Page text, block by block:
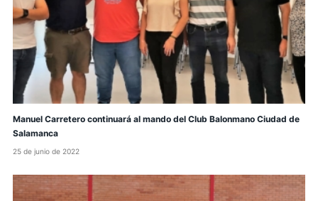
Manuel Carretero continuará al mando del Club Balonmano Ciudad de
Salamanca
25 de junio de 2022